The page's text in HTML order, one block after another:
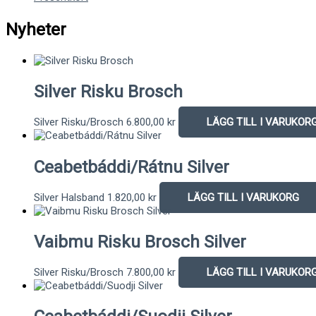
Nyheter
Silver Risku Brosch
Silver Risku/Brosch 6.800,00 kr LÄGG TILL I
Ceabetbáddi/Rátnu Silver
Silver Halsband 1.820,00 kr LÄGG TILL I VARUKORG
Vaibmu Risku Brosch Silver
Silver Risku/Brosch 7.800,00 kr LÄGG TILL I